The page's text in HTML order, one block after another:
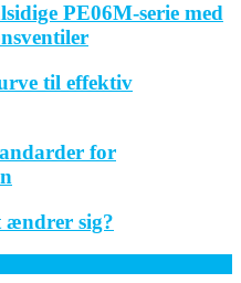
PE06M-serie med
til effektiv
for
ændrer sig?